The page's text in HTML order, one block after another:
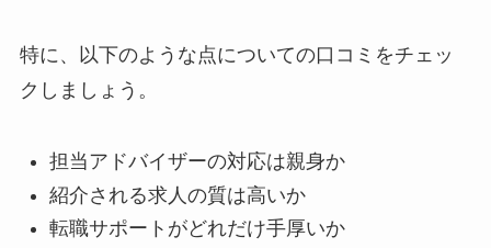
特に、以下のような点についての口コミをチェッ
クしましょう。
担当アドバイザーの対応は親身か
紹介される求人の質は高いか
転職サポートがどれだけ手厚いか